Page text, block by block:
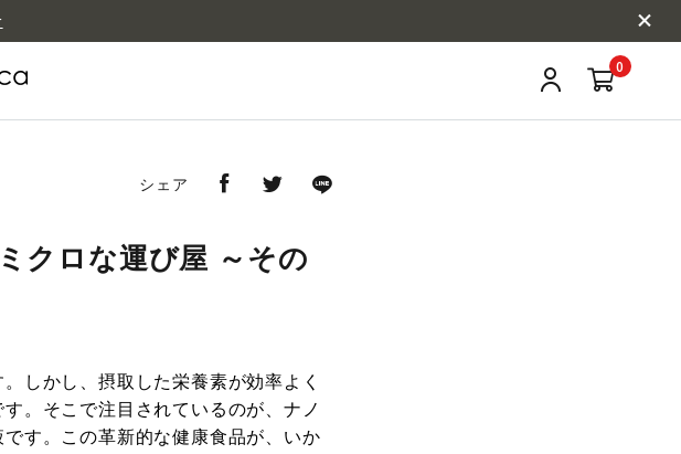
0
シェア
クロな運び屋 ～その
しかし、摂取した栄養素が効率よく
。そこで注目されているのが、ナノ
す。この革新的な健康食品が、いか